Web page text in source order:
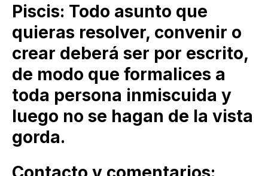
Piscis: Todo asunto que
quieras resolver, convenir o
crear deberá ser por escrito,
de modo que formalices a
toda persona inmiscuida y
luego no se hagan de la vista
gorda.